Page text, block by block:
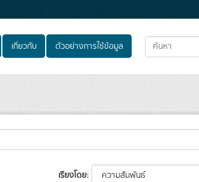
เกี่ยวกับ ตัวอย่างการใช้ข้อมูล
เรียงโดย